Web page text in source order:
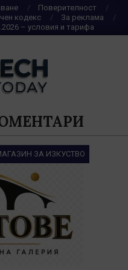
Поверителност
кодекс
За реклама
– условия и тарифа
ЗА ИЗКУСТВО